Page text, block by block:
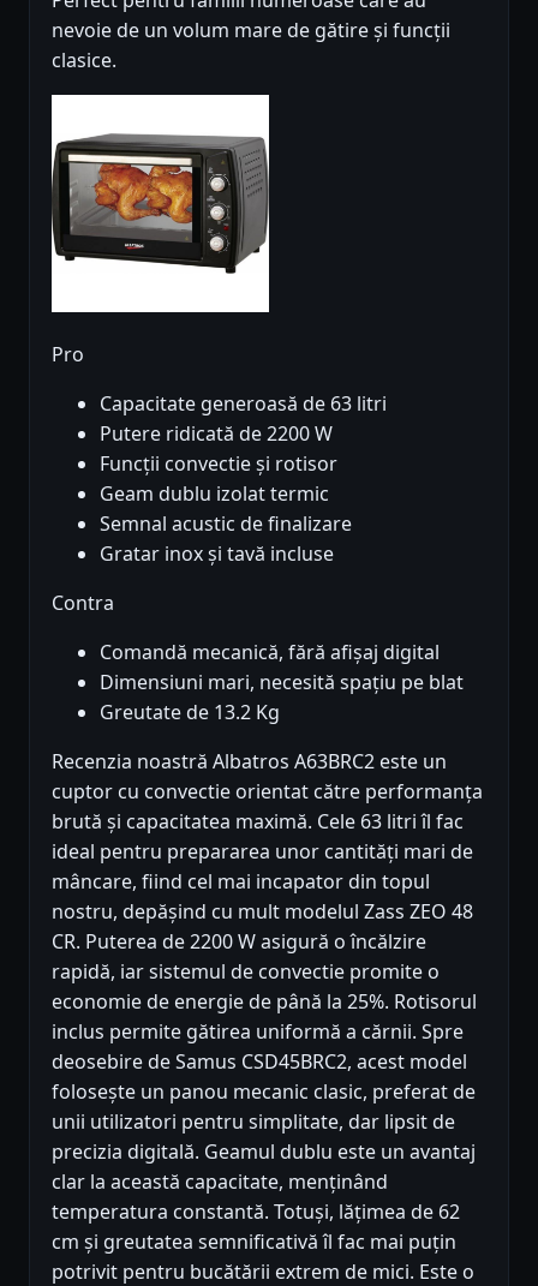
nevoie de un volum mare de gătire și funcții
clasice.
Pro
Capacitate generoasă de 63 litri
Putere ridicată de 2200 W
Funcții convectie și rotisor
Geam dublu izolat termic
Semnal acustic de finalizare
Gratar inox și tavă incluse
Contra
Comandă mecanică, fără afișaj digital
Dimensiuni mari, necesită spațiu pe blat
Greutate de 13.2 Kg
Recenzia noastră Albatros A63BRC2 este un
cuptor cu convectie orientat către performanța
brută și capacitatea maximă. Cele 63 litri îl fac
ideal pentru prepararea unor cantități mari de
mâncare, fiind cel mai incapator din topul
nostru, depășind cu mult modelul Zass ZEO 48
CR. Puterea de 2200 W asigură o încălzire
rapidă, iar sistemul de convectie promite o
economie de energie de până la 25%. Rotisorul
inclus permite gătirea uniformă a cărnii. Spre
deosebire de Samus CSD45BRC2, acest model
folosește un panou mecanic clasic, preferat de
unii utilizatori pentru simplitate, dar lipsit de
precizia digitală. Geamul dublu este un avantaj
clar la această capacitate, menținând
temperatura constantă. Totuși, lățimea de 62
cm și greutatea semnificativă îl fac mai puțin
potrivit pentru bucătării extrem de mici. Este o